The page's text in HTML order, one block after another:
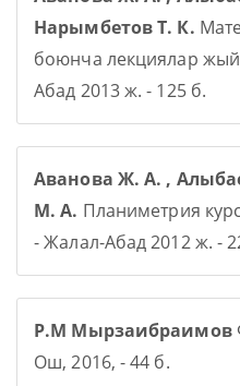
Нарымбетов Т. К.
боюнча лекциялар
Абад 2013 ж. - 125 б.
Аванова Ж. А. ,
М. А. Планиметрия
- Жалал-Абад 2012 ж. -
Р.М Мырзаибраимов
Ош, 2016, - 44 б.